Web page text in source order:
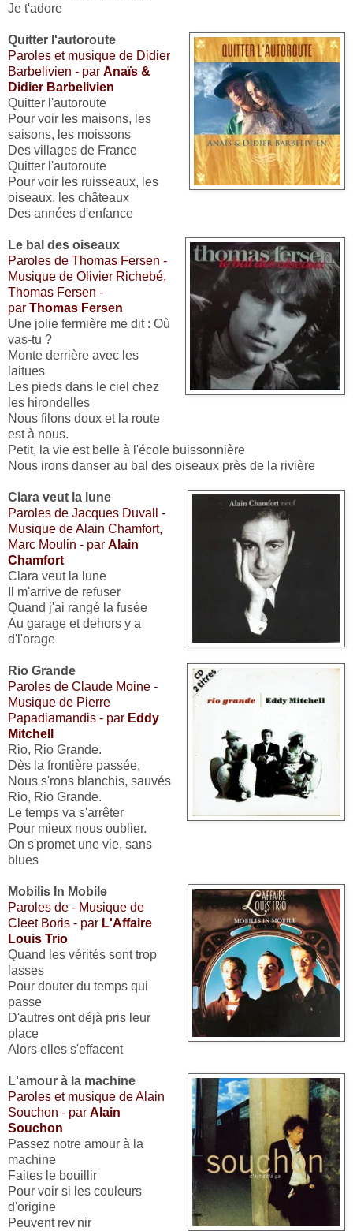
Je t'adore
Quitter l'autoroute
Paroles et musique de Didier
Barbelivien - par Anaïs &
Didier Barbelivien
Quitter l'autoroute
Pour voir les maisons, les
saisons, les moissons
Des villages de France
Quitter l'autoroute
Pour voir les ruisseaux, les
oiseaux, les châteaux
Des années d'enfance
Le bal des oiseaux
Paroles de Thomas Fersen -
Musique de Olivier Richebé,
Thomas Fersen -
par Thomas Fersen
Une jolie fermière me dit : Où
vas-tu ?
Monte derrière avec les
laitues
Les pieds dans le ciel chez
les hirondelles
Nous filons doux et la route
est à nous.
Petit, la vie est belle à l'école buissonnière
Nous irons danser au bal des oiseaux près de la rivière
Clara veut la lune
Paroles de Jacques Duvall -
Musique de Alain Chamfort,
Marc Moulin - par Alain
Chamfort
Clara veut la lune
Il m'arrive de refuser
Quand j'ai rangé la fusée
Au garage et dehors y a
d'l'orage
Rio Grande
Paroles de Claude Moine -
Musique de Pierre
Papadiamandis - par Eddy
Mitchell
Rio, Rio Grande.
Dès la frontière passée,
Nous s'rons blanchis, sauvés
Rio, Rio Grande.
Le temps va s'arrêter
Pour mieux nous oublier.
On s'promet une vie, sans
blues
Mobilis In Mobile
Paroles de - Musique de
Cleet Boris - par L'Affaire
Louis Trio
Quand les vérités sont trop
lasses
Pour douter du temps qui
passe
D'autres ont déjà pris leur
place
Alors elles s'effacent
L'amour à la machine
Paroles et musique de Alain
Souchon - par Alain
Souchon
Passez notre amour à la
machine
Faites le bouillir
Pour voir si les couleurs
d'origine
Peuvent rev'nir